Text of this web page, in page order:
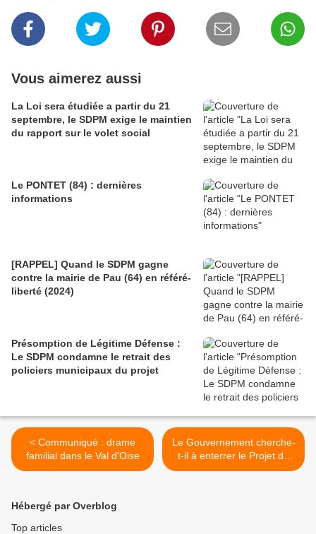
Vous aimerez aussi
La Loi sera étudiée a partir du 21
septembre, le SDPM exige le maintien
du rapport sur le volet social
Le PONTET (84) : dernières
informations
[RAPPEL] Quand le SDPM gagne
contre la mairie de Pau (64) en référé-
liberté (2024)
Présomption de Légitime Défense :
Le SDPM condamne le retrait des
policiers municipaux du projet
< Communiqué : drame
familial dans le Val d'Oise
Le Gouvernement cherche-
t-il à enterrer le Projet de
Loi Police Municipale ? >
Hébergé par Overblog
Top articles